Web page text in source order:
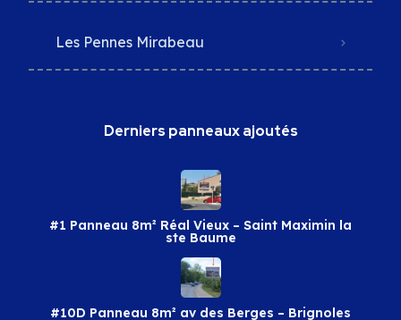
Les Pennes Mirabeau
Derniers panneaux ajoutés
#1 Panneau 8m² Réal Vieux – Saint Maximin la
ste Baume
#10D Panneau 8m² av des Berges – Brignoles